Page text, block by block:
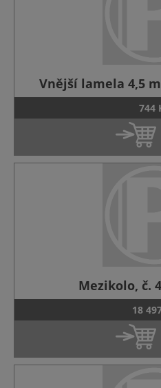
Vnější lamela 4,5
744
Mezikolo, č.
18